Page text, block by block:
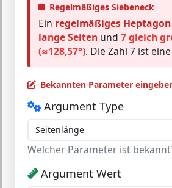
Regelmäßiges Siebeneck
Ein regelmäßiges Heptagon
lange Seiten und 7 gleich
(≈128,57°). Die Zahl 7 ist
Bekannten Parameter
Argument Type
Welcher Parameter ist
Argument Wert